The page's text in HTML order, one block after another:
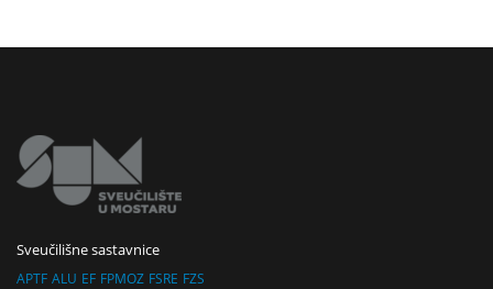
Sveučilišne sastavnice
APTF ALU EF FPMOZ FSRE FZS